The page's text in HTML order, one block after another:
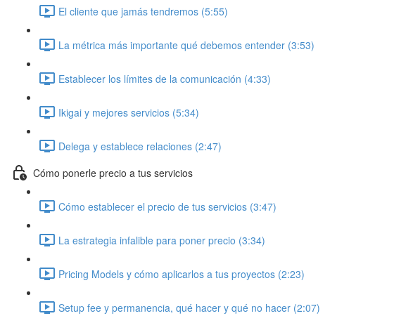
El cliente que jamás tendremos (5:55)
La métrica más importante qué debemos entender (3:53)
Establecer los límites de la comunicación (4:33)
Ikigai y mejores servicios (5:34)
Delega y establece relaciones (2:47)
Cómo ponerle precio a tus servicios
Cómo establecer el precio de tus servicios (3:47)
La estrategia infalible para poner precio (3:34)
Pricing Models y cómo aplicarlos a tus proyectos (2:23)
Setup fee y permanencia, qué hacer y qué no hacer (2:07)